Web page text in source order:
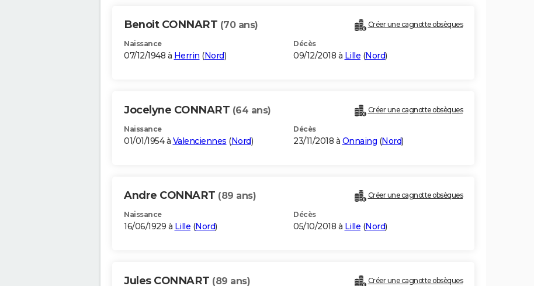
Benoit CONNART (70 ans) Créer une cagnotte obsèques
Naissance
07/12/1948 à Herrin (Nord)
Décès
09/12/2018 à Lille (Nord)
Jocelyne CONNART (64 ans) Créer une cagnotte obsèques
Naissance
01/01/1954 à Valenciennes (Nord)
Décès
23/11/2018 à Onnaing (Nord)
Andre CONNART (89 ans) Créer une cagnotte obsèques
Naissance
16/06/1929 à Lille (Nord)
Décès
05/10/2018 à Lille (Nord)
Jules CONNART (89 ans) Créer une cagnotte obsèques